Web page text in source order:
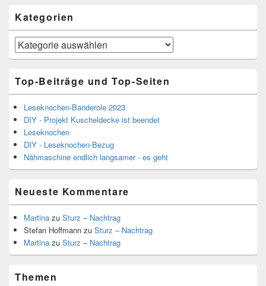
Kategorien
Kategorien
Top-Beiträge und Top-Seiten
Leseknochen-Banderole 2023
DIY - Projekt Kuscheldecke ist beendet
Leseknochen
DIY - Leseknochen-Bezug
Nähmaschine endlich langsamer - es geht
Neueste Kommentare
Martina zu Sturz – Nachtrag
Stefan Hoffmann zu Sturz – Nachtrag
Martina zu Sturz – Nachtrag
Themen